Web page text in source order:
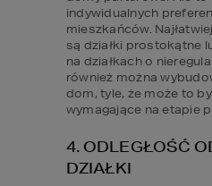
indywidualnych
mieszkańców.
są działki prostokątne
na działkach o
również można
dom, tyle, że może to
wymagające na etapie
4. ODLEGŁOŚĆ
DZIAŁKI